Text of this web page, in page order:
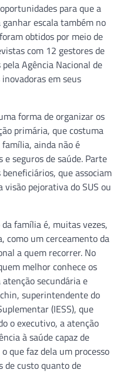
para que a
escala também no
obtidos por meio de
com 12 gestores de
Agência Nacional de
em seus
forma de organizar os
primária, que costuma
ainda não é
seguros de saúde. Parte
que associam
pejorativa do SUS ou
família é, muitas vezes,
como um cerceamento da
a quem recorrer. No
melhor conhece os
secundária e
superintendente do
(IESS), que
o executivo, a atenção
à saúde capaz de
que faz dela um processo
de custo quanto de